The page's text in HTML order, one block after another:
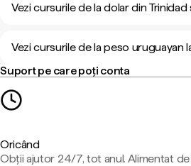
Vezi cursurile de la dolar din Trinidad
Vezi cursurile de la peso uruguayan
Suport pe care poți conta
Oricând
Obții ajutor 24/7, tot anul. Alimentat